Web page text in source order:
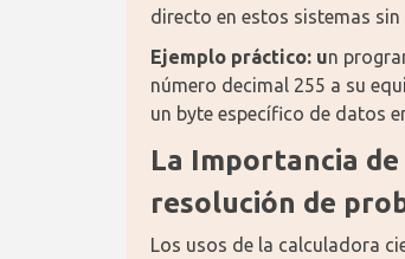
directo en estos sistemas
Ejemplo práctico: un
número decimal 255 a su
un byte específico de datos
La Importancia
resolución de
Los usos de la calculadora